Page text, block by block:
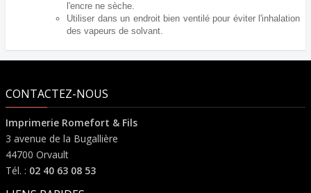
l'encre ne sèche.
Utiliser dans un endroit bien ventilé pour éviter l'inhalation
des vapeurs de solvant.
CONTACTEZ-NOUS
Imprimerie Romefort & Fils
3 avenue de la Bugallière
44700 Orvault
Tél. : 02 40 63 08 53